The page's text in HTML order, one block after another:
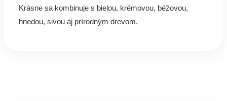
Krásne sa kombinuje s bielou, krémovou, béžovou,
hnedou, sivou aj prírodným drevom.